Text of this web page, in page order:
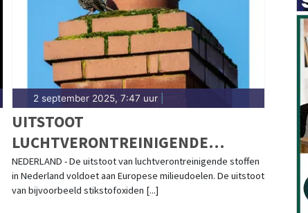
2 september 2025, 7:47 uur|
UITSTOOT
LUCHTVERONTREINIGENDE
STOFFEN LAGER DAN NORM VOOR
2030
NEDERLAND - De uitstoot van luchtverontreinigende stoffen
in Nederland voldoet aan Europese milieudoelen. De uitstoot
van bijvoorbeeld stikstofoxiden [...]